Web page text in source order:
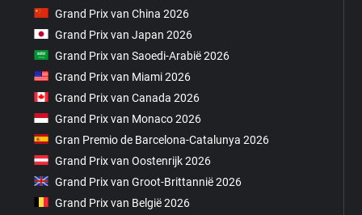
Grand Prix van China 2026
Grand Prix van Japan 2026
Grand Prix van Saoedi-Arabië 2026
Grand Prix van Miami 2026
Grand Prix van Canada 2026
Grand Prix van Monaco 2026
Gran Premio de Barcelona-Catalunya 2026
Grand Prix van Oostenrijk 2026
Grand Prix van Groot-Brittannië 2026
Grand Prix van België 2026